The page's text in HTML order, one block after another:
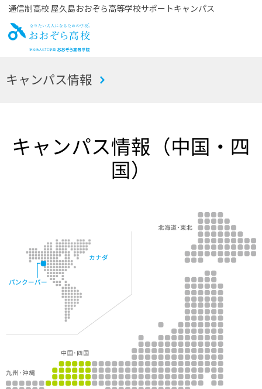
通信制高校 屋久島おおぞら高等学校サポートキャンパス
お
キャンパス情報
キャンパス情報（中国・四
国）